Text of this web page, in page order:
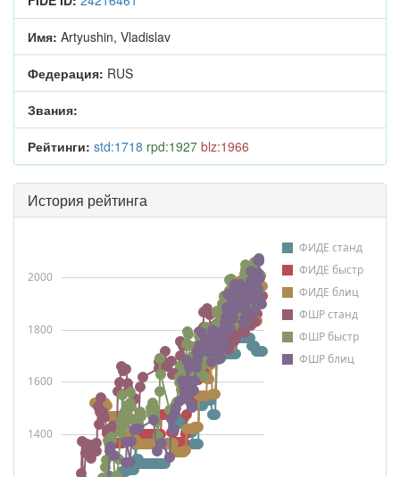
Имя: Artyushin, Vladislav
Федерация: RUS
Звания:
Рейтинги: std:1718 rpd:1927 blz:1966
История рейтинга
ФИДЕ станд
ФИДЕ быстр
ФИДЕ блиц
ФШР станд
ФШР быстр
ФШР блиц
1400
1600
1800
2000